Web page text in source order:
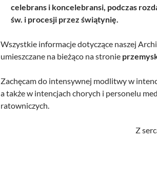
celebrans i koncelebransi, podczas
św. i procesji przez świątynię.
Wszystkie informacje dotyczące naszej
umieszczane na bieżąco na stronie
Zachęcam do intensywnej modlitwy w
a także w intencjach chorych i personelu
ratowniczych.
Z